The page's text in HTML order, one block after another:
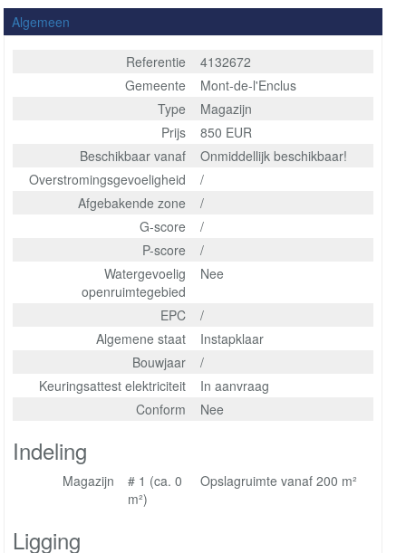
Algemeen
Referentie
4132672
Gemeente
Mont-de-l'Enclus
Type
Magazijn
Prijs
850 EUR
Beschikbaar vanaf
Onmiddellijk beschikbaar!
Overstromingsgevoeligheid
/
Afgebakende zone
/
G-score
/
P-score
/
Watergevoelig
openruimtegebied
Nee
EPC
/
Algemene staat
Instapklaar
Bouwjaar
/
Keuringsattest elektriciteit
In aanvraag
Conform
Nee
Indeling
Magazijn
# 1 (ca. 0
m²)
Opslagruimte vanaf 200 m²
Ligging